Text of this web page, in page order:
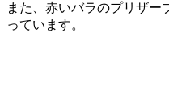
また、赤いバラのプリザー
っています。